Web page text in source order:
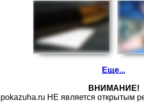
Еще...
ВНИМАНИЕ!
pokazuha.ru НЕ является открытым